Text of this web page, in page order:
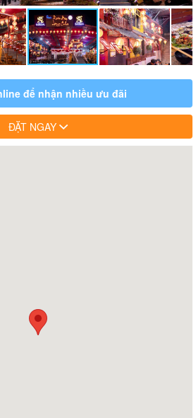
để nhận nhiều ưu đãi
ĐẶT NGAY